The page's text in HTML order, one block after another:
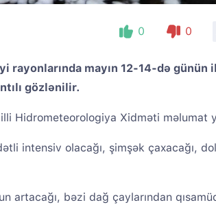
0 0
rayonlarında mayın 12-14-də günün
gözlənilir.
Hidrometeorologiya Xidməti məlumat
intensiv olacağı, şimşək çaxacağı,
artacağı, bəzi dağ çaylarından